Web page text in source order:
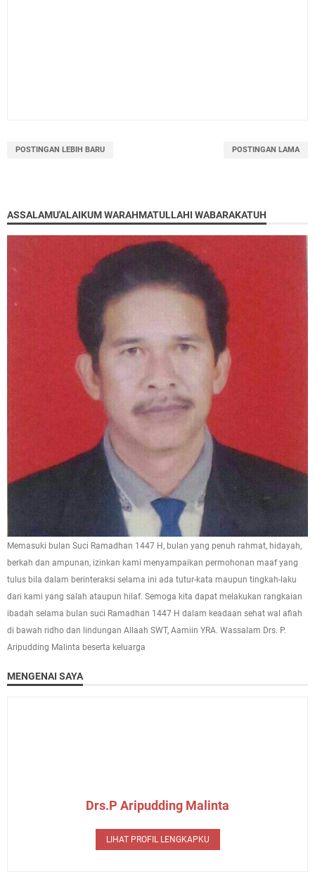
POSTINGAN LEBIH BARU POSTINGAN LAMA
ASSALAMU'ALAIKUM WARAHMATULLAHI WABARAKATUH
Memasuki bulan Suci Ramadhan 1447 H, bulan yang penuh rahmat, hidayah,
berkah dan ampunan, izinkan kami menyampaikan permohonan maaf yang
tulus bila dalam berinteraksi selama ini ada tutur-kata maupun tingkah-laku
dari kami yang salah ataupun hilaf. Semoga kita dapat melakukan rangkaian
ibadah selama bulan suci Ramadhan 1447 H dalam keadaan sehat wal afiah
di bawah ridho dan lindungan Allaah SWT, Aamiin YRA. Wassalam Drs. P.
Aripudding Malinta beserta keluarga
MENGENAI SAYA
Drs.P Aripudding Malinta
LIHAT PROFIL LENGKAPKU